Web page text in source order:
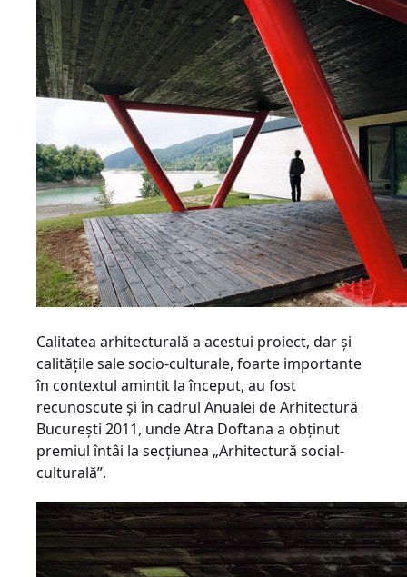
Calitatea arhitecturală a acestui proiect, dar şi
calităţile sale socio-culturale, foarte importante
în contextul amintit la început, au fost
recunoscute şi în cadrul Anualei de Arhitectură
Bucureşti 2011, unde Atra Doftana a obţinut
premiul întâi la secţiunea „Arhitectură social-
culturală”.